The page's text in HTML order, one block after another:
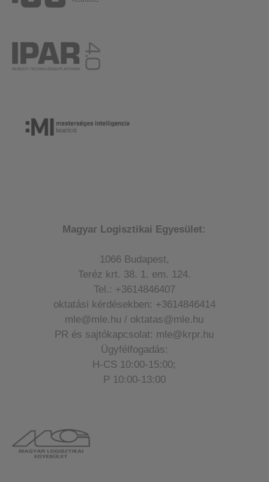
Magyar Logisztikai Egyesület:
1066 Budapest,
Teréz krt. 38. 1. em. 124.
Tel.: +3614846407
oktatási kérdésekben: +3614846414
mle@mle.hu / oktatas@mle.hu
PR és sajtókapcsolat: mle@krpr.hu
Ügyfélfogadás:
H-CS 10:00-15:00;
P 10:00-13:00